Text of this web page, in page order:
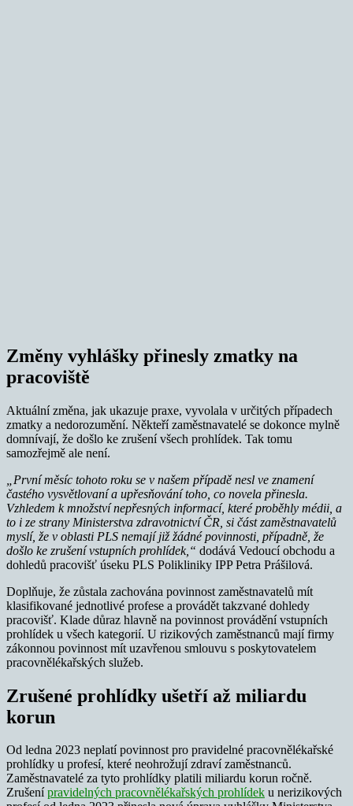
Změny vyhlášky přinesly zmatky na
pracoviště
Aktuální změna, jak ukazuje praxe, vyvolala v určitých případech
zmatky a nedorozumění. Někteří zaměstnavatelé se dokonce mylně
domnívají, že došlo ke zrušení všech prohlídek. Tak tomu
samozřejmě ale není.
„První měsíc tohoto roku se v našem případě nesl ve znamení
častého vysvětlovaní a upřesňování toho, co novela přinesla.
Vzhledem k množství nepřesných informací, které proběhly médii, a
to i ze strany Ministerstva zdravotnictví ČR, si část zaměstnavatelů
myslí, že v oblasti PLS nemají již žádné povinnosti, případně, že
došlo ke zrušení vstupních prohlídek,“ dodává Vedoucí obchodu a
dohledů pracovišť úseku PLS Polikliniky IPP Petra Prášilová.
Doplňuje, že zůstala zachována povinnost zaměstnavatelů mít
klasifikované jednotlivé profese a provádět takzvané dohledy
pracovišť. Klade důraz hlavně na povinnost provádění vstupních
prohlídek u všech kategorií. U rizikových zaměstnanců mají firmy
zákonnou povinnost mít uzavřenou smlouvu s poskytovatelem
pracovnělékařských služeb.
Zrušené prohlídky ušetří až miliardu
korun
Od ledna 2023 neplatí povinnost pro pravidelné pracovnělékařské
prohlídky u profesí, které neohrožují zdraví zaměstnanců.
Zaměstnavatelé za tyto prohlídky platili miliardu korun ročně.
Zrušenípravidelných pracovnělékařských prohlídek u nerizikových